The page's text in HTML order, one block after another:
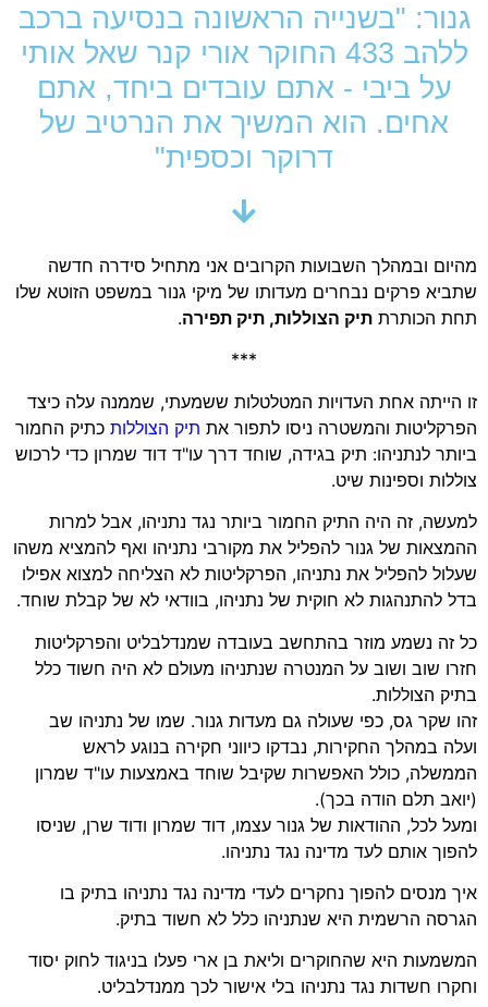
גנור: "בשנייה הראשונה בנסיעה ברכב
ללהב 433 החוקר אורי קנר שאל אותי
על ביבי - אתם עובדים ביחד, אתם
אחים. הוא המשיך את הנרטיב של
דרוקר וכספית"
מהיום ובמהלך השבועות הקרובים אני מתחיל סידרה חדשה
שתביא פרקים נבחרים מעדותו של מיקי גנור במשפט הזוטא שלו
תחת הכותרת תיק הצוללות, תיק תפירה.
***
זו הייתה אחת העדויות המטלטלות ששמעתי, שממנה עלה כיצד
הפרקליטות והמשטרה ניסו לתפור את תיק הצוללות כתיק החמור
ביותר לנתניהו: תיק בגידה, שוחד דרך עו"ד דוד שמרון כדי לרכוש
צוללות וספינות שיט.
למעשה, זה היה התיק החמור ביותר נגד נתניהו, אבל למרות
ההמצאות של גנור להפליל את מקורבי נתניהו ואף להמציא משהו
שעלול להפליל את נתניהו, הפרקליטות לא הצליחה למצוא אפילו
בדל להתנהגות לא חוקית של נתניהו, בוודאי לא של קבלת שוחד.
כל זה נשמע מוזר בהתחשב בעובדה שמנדלבליט והפרקליטות
חזרו שוב ושוב על המנטרה שנתניהו מעולם לא היה חשוד כלל
בתיק הצוללות.
זהו שקר גס, כפי שעולה גם מעדות גנור. שמו של נתניהו שב
ועלה במהלך החקירות, נבדקו כיווני חקירה בנוגע לראש
הממשלה, כולל האפשרות שקיבל שוחד באמצעות עו"ד שמרון
(יואב תלם הודה בכך).
ומעל לכל, ההודאות של גנור עצמו, דוד שמרון ודוד שרן, שניסו
להפוך אותם לעד מדינה נגד נתניהו.
איך מנסים להפוך נחקרים לעדי מדינה נגד נתניהו בתיק בו
הגרסה הרשמית היא שנתניהו כלל לא חשוד בתיק.
המשמעות היא שהחוקרים וליאת בן ארי פעלו בניגוד לחוק יסוד
וחקרו חשדות נגד נתניהו בלי אישור לכך ממנדלבליט.